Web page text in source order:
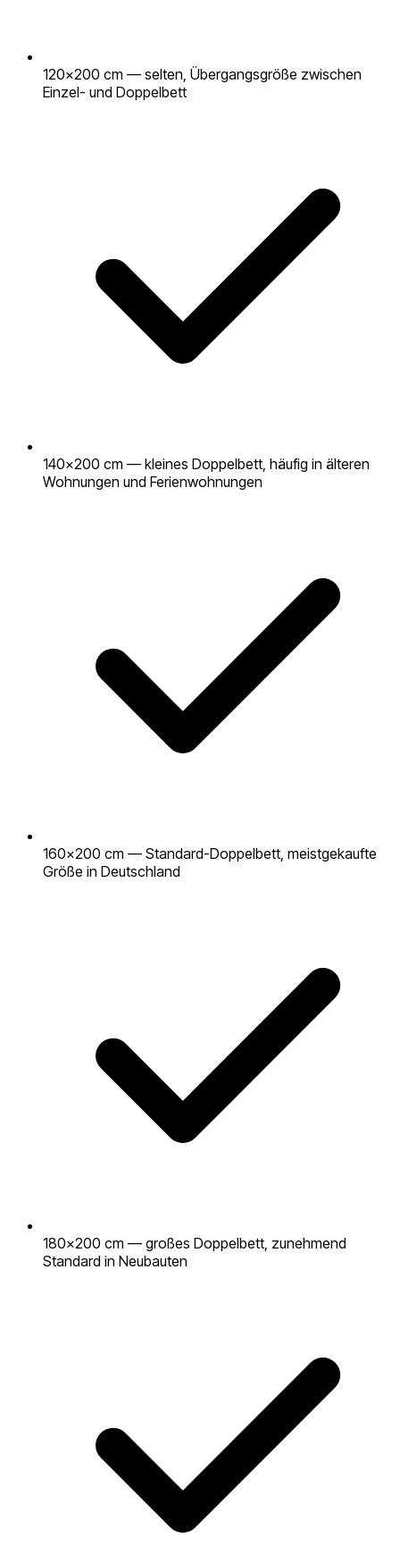
120×200 cm — selten, Übergangsgröße zwischen
Einzel- und Doppelbett
140×200 cm — kleines Doppelbett, häufig in älteren
Wohnungen und Ferienwohnungen
160×200 cm — Standard-Doppelbett, meistgekaufte
Größe in Deutschland
180×200 cm — großes Doppelbett, zunehmend
Standard in Neubauten